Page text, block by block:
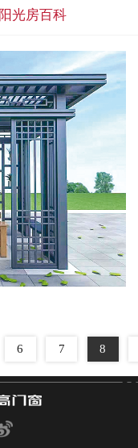
阳光房百科
6 7 8